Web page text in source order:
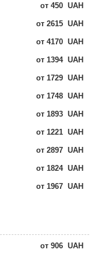
от 450 UAH
от 2615 UAH
от 4170 UAH
от 1394 UAH
от 1729 UAH
от 1748 UAH
от 1893 UAH
от 1221 UAH
от 2897 UAH
от 1824 UAH
от 1967 UAH
от 906 UAH